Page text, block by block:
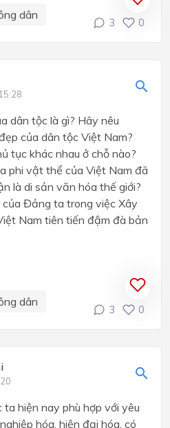
dân
3 0
dân tộc là gì? Hãy nêu
của dân tộc Việt Nam?
tục khác nhau ở chỗ nào?
phi vật thể của Việt Nam đã
là di sản văn hóa thế giới?
của Đảng ta trong việc Xây
Nam tiên tiến đậm đà bản
dân
3 0
hiện nay phù hợp với yêu
hóa, hiện đại hóa, có